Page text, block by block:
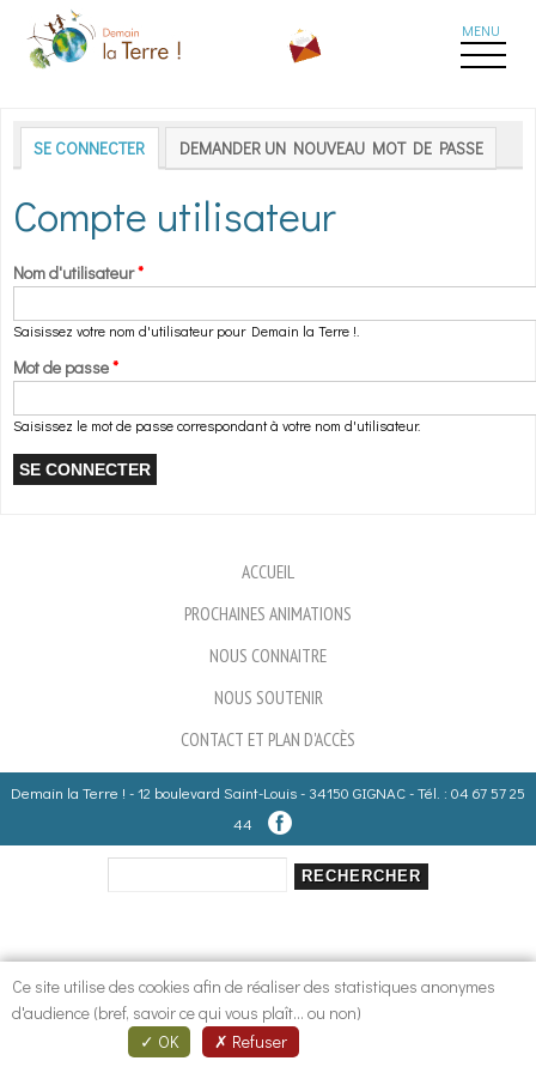
Aller au contenu principal
Onglets principaux
SE CONNECTER (ONGLET ACTIF)
DEMANDER UN NOUVEAU MOT DE PASSE
Compte utilisateur
Nom d'utilisateur*
Saisissez votre nom d'utilisateur pour Demain la Terre !.
Mot de passe*
Saisissez le mot de passe correspondant à votre nom d'utilisateur.
ACCUEIL
PROCHAINES ANIMATIONS
NOUS CONNAITRE
NOUS SOUTENIR
CONTACT ET PLAN D'ACCÈS
Demain la Terre ! - 12 boulevard Saint-Louis - 34150 GIGNAC - Tél. : 04 67 57 25
44
Ce site utilise des cookies afin de réaliser des statistiques anonymes
d'audience (bref, savoir ce qui vous plaît... ou non)
OK
Refuser